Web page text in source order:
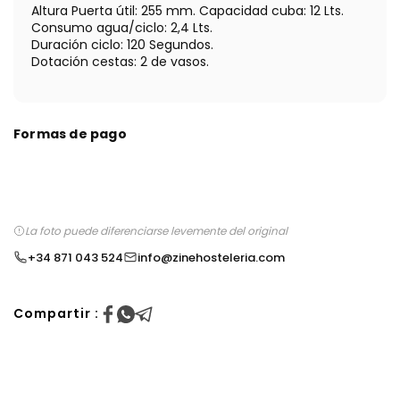
Altura Puerta útil: 255 mm. Capacidad cuba: 12 Lts.
Consumo agua/ciclo: 2,4 Lts.
Duración ciclo: 120 Segundos.
Dotación cestas: 2 de vasos.
Formas de pago
La foto puede diferenciarse levemente del original
+34 871 043 524 info@zinehosteleria.com
Compartir :